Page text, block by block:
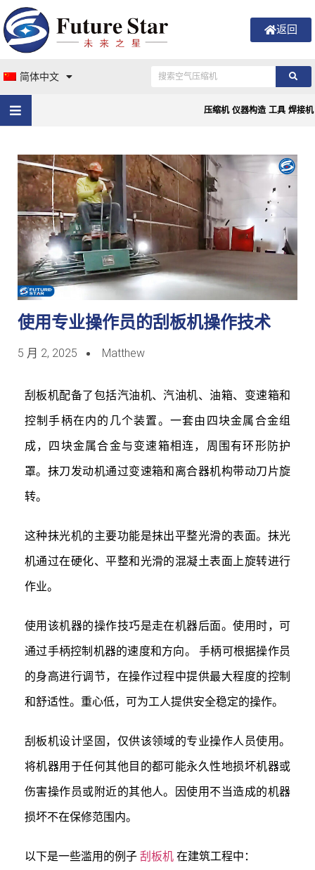
返回
简体中文
压缩机 仪器构造 工具 焊接机
使用专业操作员的刮板机操作技术
5 月 2, 2025 Matthew
刮板机配备了包括汽油机、汽油机、油箱、变速箱和
控制手柄在内的几个装置。一套由四块金属合金组
成，四块金属合金与变速箱相连，周围有环形防护
罩。抹刀发动机通过变速箱和离合器机构带动刀片旋
转。
这种抹光机的主要功能是抹出平整光滑的表面。抹光
机通过在硬化、平整和光滑的混凝土表面上旋转进行
作业。
使用该机器的操作技巧是走在机器后面。使用时，可
通过手柄控制机器的速度和方向。 手柄可根据操作员
的身高进行调节，在操作过程中提供最大程度的控制
和舒适性。重心低，可为工人提供安全稳定的操作。
刮板机设计坚固，仅供该领域的专业操作人员使用。
将机器用于任何其他目的都可能永久性地损坏机器或
伤害操作员或附近的其他人。因使用不当造成的机器
损坏不在保修范围内。
以下是一些滥用的例子 刮板机 在建筑工程中：